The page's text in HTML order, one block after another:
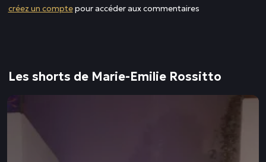
créez un comptepour accéder aux commentaires
Les shorts de Marie-Emilie Rossitto